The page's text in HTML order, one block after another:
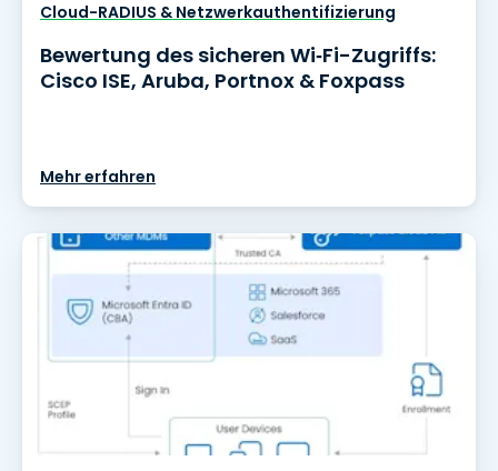
Cloud-RADIUS & Netzwerkauthentifizierung
Bewertung des sicheren Wi‑Fi-Zugriffs:
Cisco ISE, Aruba, Portnox & Foxpass
Mehr erfahren